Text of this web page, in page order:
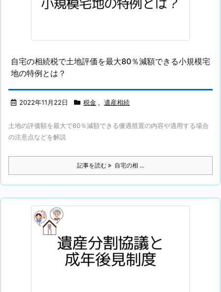
自宅の相続税で土地評価を最大80％減額できる小規模宅
地の特例とは？
2022年11月22日 税金 , 遺産相続
土地の評価額を最大で80％減額できる優遇措置の内容や適用する場合
の注意点などを解説
記事を読む 自宅の相 ...